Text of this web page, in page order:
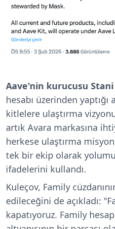
Aave'nin kurucusu
hesabı üzerinden yaptığı
kitlelere ulaştırma
artık Avara markasına
herkese ulaştırma
tek bir ekip olarak
ifadelerini kullandı.
Kuleçov, Family
edileceğini de açıkladı:
kapatıyoruz. Family